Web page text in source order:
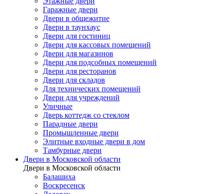
Гаражные двери
Двери в общежитие
Двери в таунхаус
Двери для гостиниц
Двери для кассовых помещений
Двери для магазинов
Двери для подсобных помещений
Двери для ресторанов
Двери для складов
Для технических помещений
Двери для учреждений
Уличные
Дверь коттедж со стеклом
Парадные двери
Промышленные двери
Элитные входные двери в дом
Тамбурные двери
Двери в Московской области
Двери в Московской области
Балашиха
Воскресенск